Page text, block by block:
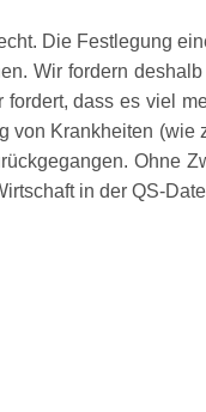
Die Festlegung
Wir fordern
dass es viel
von Krankheiten
Ohne
in der QS-